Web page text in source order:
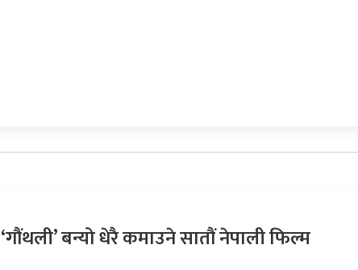
‘गौंथली’ बन्यो धेरै कमाउने सातौं नेपाली फिल्म